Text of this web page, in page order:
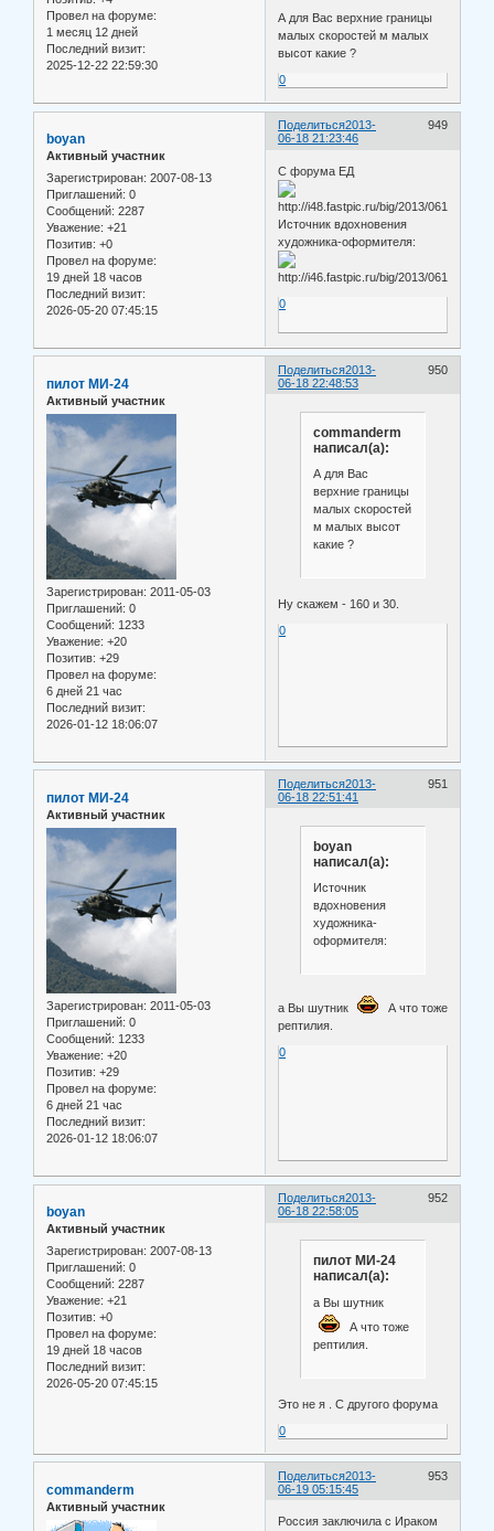
Провел на форуме:
1 месяц 12 дней
Последний визит:
2025-12-22 22:59:30
А для Вас верхние границы
малых скоростей м малых
высот какие ?
0
Поделиться 949
2013-
06-18 21:23:46
boyan
Активный участник
Зарегистрирован: 2007-08-13
Приглашений: 0
Сообщений: 2287
Уважение: +21
Позитив: +0
Провел на форуме:
19 дней 18 часов
Последний визит:
2026-05-20 07:45:15
С форума ЕД
Источник вдохновения
художника-оформителя:
0
Поделиться 950
2013-
06-18 22:48:53
пилот МИ-24
Активный участник
Зарегистрирован: 2011-05-03
Приглашений: 0
Сообщений: 1233
Уважение: +20
Позитив: +29
Провел на форуме:
6 дней 21 час
Последний визит:
2026-01-12 18:06:07
commanderm
написал(а):
А для Вас
верхние границы
малых скоростей
м малых высот
какие ?
Ну скажем - 160 и 30.
0
Поделиться 951
2013-
06-18 22:51:41
пилот МИ-24
Активный участник
Зарегистрирован: 2011-05-03
Приглашений: 0
Сообщений: 1233
Уважение: +20
Позитив: +29
Провел на форуме:
6 дней 21 час
Последний визит:
2026-01-12 18:06:07
boyan
написал(а):
Источник
вдохновения
художника-
оформителя:
а Вы шутник
А что тоже
рептилия.
0
Поделиться 952
2013-
06-18 22:58:05
boyan
Активный участник
Зарегистрирован: 2007-08-13
Приглашений: 0
Сообщений: 2287
Уважение: +21
Позитив: +0
Провел на форуме:
19 дней 18 часов
Последний визит:
2026-05-20 07:45:15
пилот МИ-24
написал(а):
а Вы шутник
А что тоже
рептилия.
Это не я . С другого форума
0
Поделиться 953
2013-
06-19 05:15:45
commanderm
Активный участник
Россия заключила с Ираком